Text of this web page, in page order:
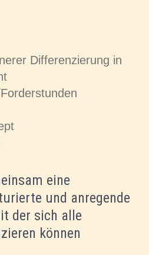
Differenzierung in
eine
und anregende
der sich alle
können